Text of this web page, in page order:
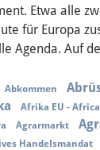
Etwa alle
für Europa
Agenda. Auf
Abkommen
Afrika EU -
Agrarmarkt
Handelsmandat